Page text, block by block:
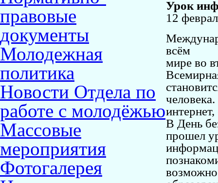
правовые
документы
Молодежная
политика
Новости Отдела по
работе с молодёжью
Массовые
мероприятия
Фотогалерея
Урок
12
всём
мире во
В День
прошел